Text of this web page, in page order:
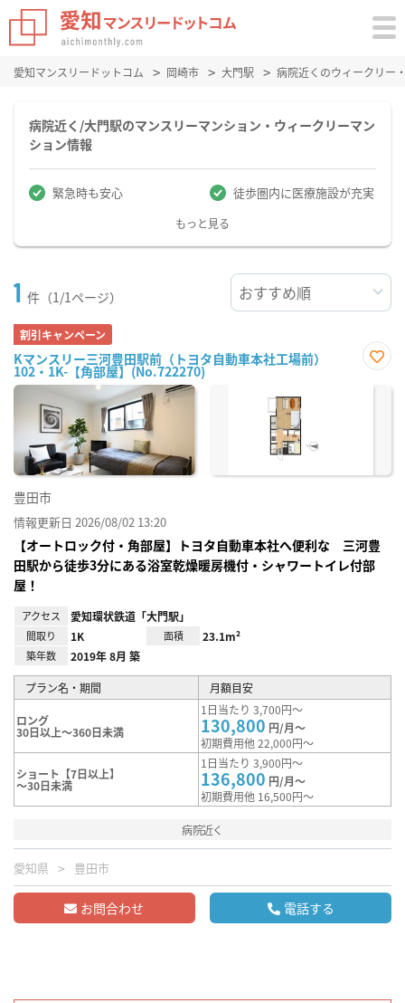
愛知マンスリードットコム 岡崎市 大門駅 病院近くのウィークリー
病院近く/大門駅のマンスリーマンション・ウィークリーマン
ション情報
緊急時も安心 徒歩圏内に医療施設が充実
もっと見る
1 件（1/1ページ）
割引キャンペーン
Kマンスリー三河豊田駅前（トヨタ自動車本社工場前）
102・1K-【角部屋】(No.722270)
に入
豊田市
情報更新日 2026/08/02 13:20
【オートロック付・角部屋】トヨタ自動車本社へ便利な 三河豊
田駅から徒歩3分にある浴室乾燥暖房機付・シャワートイレ付部
屋！
アクセス 愛知環状鉄道「大門駅」
間取り 1K 面積 23.1m²
築年数 2019年 8月 築
プラン名・期間 月額目安
ロング
30日以上～360日未満
1日当たり 3,700円～
130,800 円/月～
初期費用他 22,000円～
ショート【7日以上】
～30日未満
1日当たり 3,900円～
136,800 円/月～
初期費用他 16,500円～
病院近く
愛知県 豊田市
お問合わせ 電話する